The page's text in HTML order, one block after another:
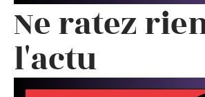
Ne ratez
l'actu